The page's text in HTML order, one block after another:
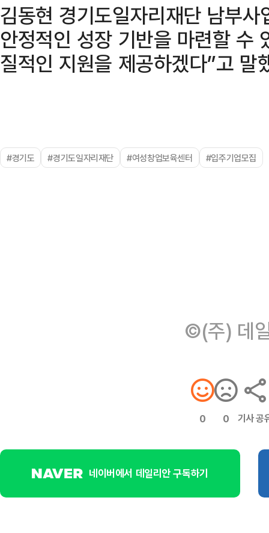
김동현 경기도일자리재단 남부
안정적인 성장 기반을 마련할 수
질적인 지원을 제공하겠다”고 말
#경기도 #경기도일자리재단 #여성창업보육센터 #입주기업모집
©(주) 데
0 0 기사 공
네이버에서 데일리안 구독하기